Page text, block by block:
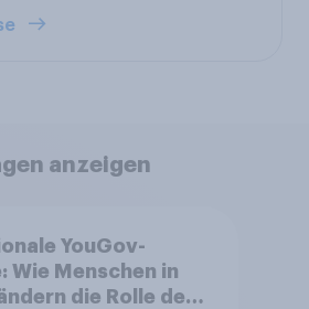
anzeigen
YouGov-
Wie Menschen in
die Rolle der